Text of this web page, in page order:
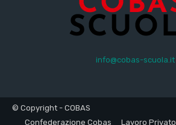
info@cobas-scuola.it
© Copyright - COBAS
Confederazione Cobas
Lavoro Privato